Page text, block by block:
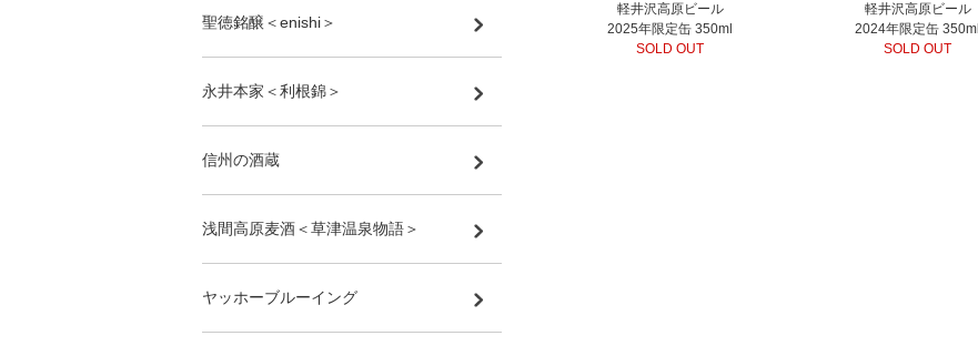
軽井沢高原ビール
2025年限定缶 350ml
SOLD OUT
軽井沢高原ビール
2024年限定缶 350ml
SOLD OUT
聖徳銘醸＜enishi＞
永井本家＜利根錦＞
信州の酒蔵
浅間高原麦酒＜草津温泉物語＞
ヤッホーブルーイング